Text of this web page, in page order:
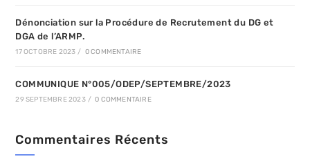
Dénonciation sur la Procédure de Recrutement du DG et
DGA de l’ARMP.
17 OCTOBRE 2023 / 0 COMMENTAIRE
COMMUNIQUE N°005/ODEP/SEPTEMBRE/2023
29 SEPTEMBRE 2023 / 0 COMMENTAIRE
Commentaires Récents